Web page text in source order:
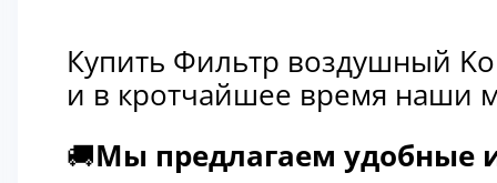
Купить Фильтр воздушный
и в кротчайшее время наши
🚚Мы предлагаем удобные